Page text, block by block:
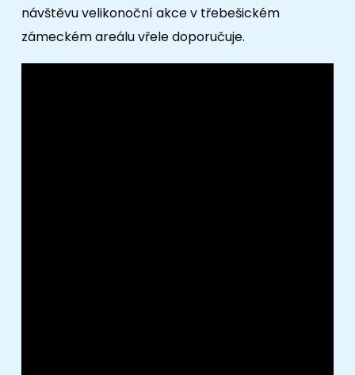
návštěvu velikonoční akce v třebešickém
zámeckém areálu vřele doporučuje.